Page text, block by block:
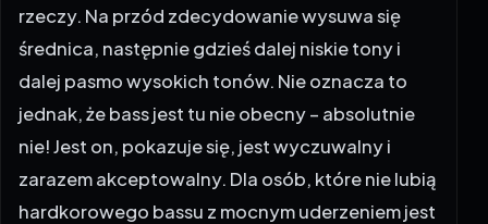
rzeczy. Na przód zdecydowanie wysuwa się
średnica, następnie gdzieś dalej niskie tony i
dalej pasmo wysokich tonów. Nie oznacza to
jednak, że bass jest tu nie obecny – absolutnie
nie! Jest on, pokazuje się, jest wyczuwalny i
zarazem akceptowalny. Dla osób, które nie lubią
hardkorowego bassu z mocnym uderzeniem jest